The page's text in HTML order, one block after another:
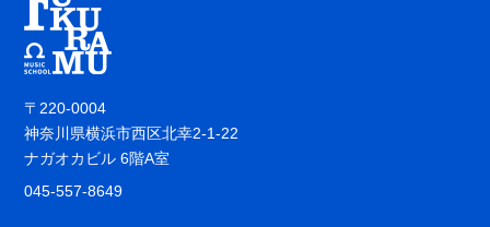
〒220-0004
神奈川県横浜市西区北幸2-1-22
ナガオカビル 6階A室
045-557-8649